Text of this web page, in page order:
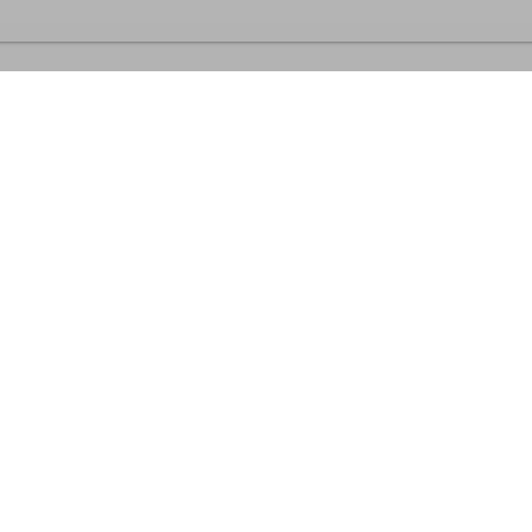
gibt's zahlreiche Tipps und Packlisten! Hier geht's
ihrer geographischen Lage. In den meisten